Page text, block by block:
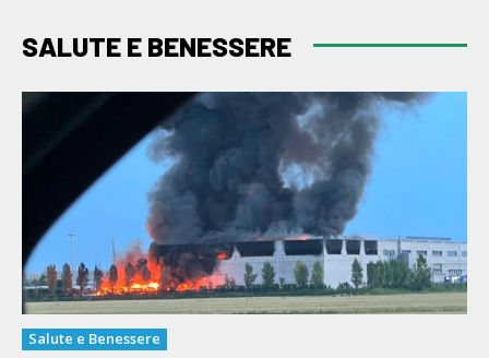
SALUTE E BENESSERE
Salute e Benessere